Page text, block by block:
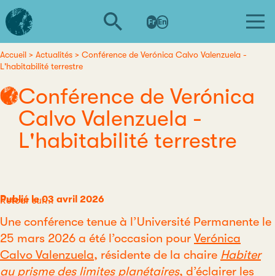
Aller
au
contenu
L'institut
d'études
avancées
de
Nantes
Fr En
Fil
d'Ariane
Accueil Actualités
Conférence de Verónica Calvo Valenzuela -
L'habitabilité terrestre
Conférence de Verónica
Calvo Valenzuela -
L'habitabilité terrestre
Publié le 03 avril 2026
Catégorie
Retour sur...
Une conférence tenue à l’Université Permanente le
25 mars 2026 a été l’occasion pour Verónica
Calvo Valenzuela, résidente de la chaire Habiter
au prisme des limites planétaires, d’éclairer les